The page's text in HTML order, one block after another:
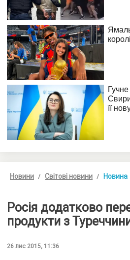
Новини Світові новини Новина
Росія додатково
продукти з
26 лис 2015, 11:36